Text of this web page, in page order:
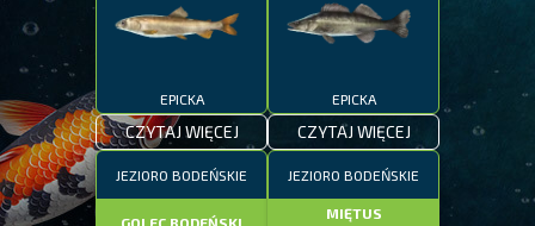
EPICKA
CZYTAJ WIĘCEJ
EPICKA
CZYTAJ WIĘCEJ
JEZIORO BODEŃSKIE
GOLEC BODEŃSKI
JEZIORO BODEŃSKIE
MIĘTUS